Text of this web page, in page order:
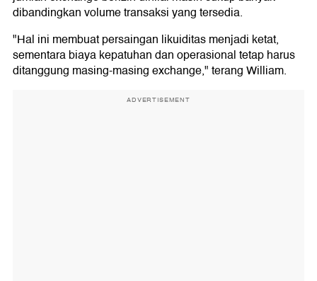
dibandingkan volume transaksi yang tersedia.
"Hal ini membuat persaingan likuiditas menjadi ketat,
sementara biaya kepatuhan dan operasional tetap harus
ditanggung masing-masing exchange," terang William.
ADVERTISEMENT